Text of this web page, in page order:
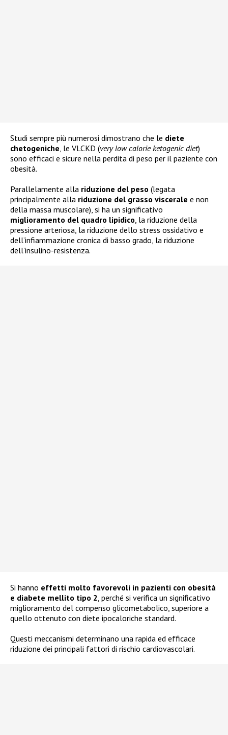
Studi sempre più numerosi dimostrano che le diete
chetogeniche, le VLCKD (very low calorie ketogenic diet)
sono efficaci e sicure nella perdita di peso per il paziente con
obesità.
Parallelamente alla riduzione del peso (legata
principalmente alla riduzione del grasso viscerale e non
della massa muscolare), si ha un significativo
miglioramento del quadro lipidico, la riduzione della
pressione arteriosa, la riduzione dello stress ossidativo e
dell’infiammazione cronica di basso grado, la riduzione
dell’insulino-resistenza.
Si hanno effetti molto favorevoli in pazienti con obesità
e diabete mellito tipo 2, perché si verifica un significativo
miglioramento del compenso glicometabolico, superiore a
quello ottenuto con diete ipocaloriche standard.
Questi meccanismi determinano una rapida ed efficace
riduzione dei principali fattori di rischio cardiovascolari.